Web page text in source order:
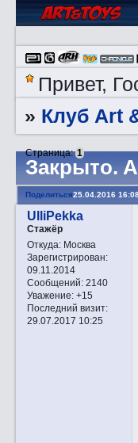
Привет,
» Клуб Art
Закрытo.
Страница:1
Поделиться25.04.2016
UlliPekka
Стажёр
Откуда:Москва
Зарегистрирован:
09.11.2014
Сообщений:2140
Уважение: +15
Последний визит:
29.07.2017 10:25